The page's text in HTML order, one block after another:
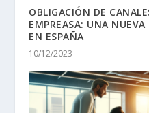
OBLIGACIÓN DE
EMPREASA: UNA
EN ESPAÑA
10/12/2023